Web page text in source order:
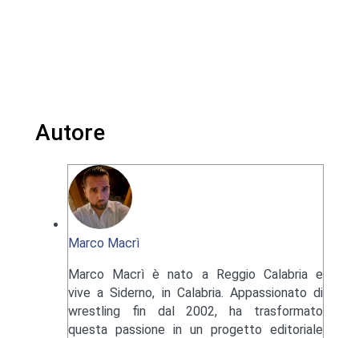
Autore
Marco Macrì
Marco Macrì è nato a Reggio Calabria e
vive a Siderno, in Calabria. Appassionato di
wrestling fin dal 2002, ha trasformato
questa passione in un progetto editoriale